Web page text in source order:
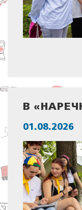
В
01.08.2026